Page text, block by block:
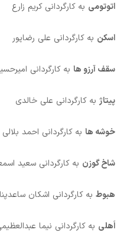
اتوتومی به کارگردانی کریم زارع
اسکن به کارگردانی علی رضاپور
سقف آرزو ها به کارگردانی
پیتاژ به کارگردانی علی خالدی
خوشه ها به کارگردانی احمد بلالی
شاخ گوزن به کارگردانی سعید
هبوط به کارگردانی اشکان
اَهلی به کارگردانی نیما